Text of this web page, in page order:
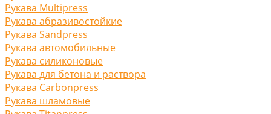
Рукава Multipress
Рукава абразивостойкие
Рукава Sandpress
Рукава автомобильные
Рукава силиконовые
Рукава для бетона и раствора
Рукава Carbonpress
Рукава шламовые